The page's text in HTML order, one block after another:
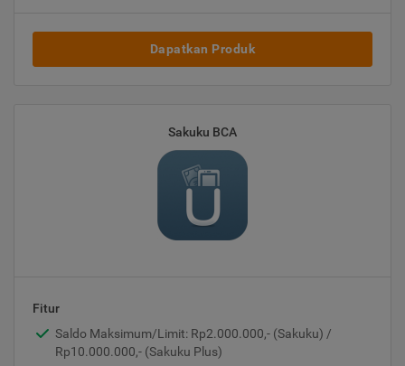
Dapatkan Produk
Sakuku BCA
Fitur
Saldo Maksimum/Limit: Rp2.000.000,- (Sakuku) /
Rp10.000.000,- (Sakuku Plus)